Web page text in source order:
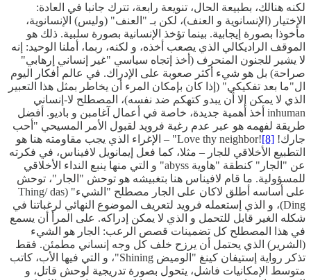
لكنه هنالك، بطبيعة الحال، تنويعة رابعة، تترك جانبا في العادة:
الإختيار (الإنسانوية و العنف)، لكن بـ "العنف" (وليس) الإنسانوية،
مأخوذا بصورة إيجابية. بينما تؤخذ الإنسانية بصورة سلبية. ذلك هو
الموقف الراديكالي الذي يصعب أخذه، و لكنه، ربما، أملنا الوحيد: إنه
لا يشير للجنون المنحرف (أخذ إتجاه سياسي "غير إنساني إرهابي"
صراحة) بل هو شيء أكثر صعوبة على الإدراك. في عالم أفكار اليوم
ال"ما بعد تفكيكي" (إذا كان بإمكان المرء أن يخاطر بمثل هذا التعبير
الذي لا يمكن إلا أن يبدو كتهكم ضد نفسه)، المصطلح لا-إنساني
inhuman أخذ أهمية جديدة، خاصة في أعمال آغامبن و باديو. أفضل
طريقة لفهمه هو عبر عدم رغبة فرويد لقبول الأمر المسيحي "أحب
جارك! Love thy neighbor! [8]
" – الإغراء الذي يجب مقاومته هنا هو
التطبيع الأخلاقي للجار – مثلا، كما فعل إيمانويل لافيناس، في فكرته
عن "الجار" كنطقة "هاوية abyss" و التي منها ينبع النداء الأخلاقي
للمسؤولية. ما قام لافيناس هنا بتغبيشه هو توحش "الجار"، توحش
على أساسه أطلق لاكان على الجار مصطلح "الشيء" (Thing/ das
Ding)، و الذي إستعمله فرويد لتعريف الموضوع النهائي لرغباتنا في
شكله الغير قابل للتحمل و الذي لا يمكن إدراكه. على المرأ أن يسمع
في هذا المصطلح كل تضمينات قصص الرعب: الجار هو الشيء
(الشرير) الذي يحتمل أن يرزح خلف كل وجه إنساني مطمئن. فقط
تذكر رواية إستيفان كينغ "الوميض Shining"، و التي فيها الأب، كاتب
متوسط الإمكانيات فاشل، يتحول بصورة تدريجية لوحش قاتل، و